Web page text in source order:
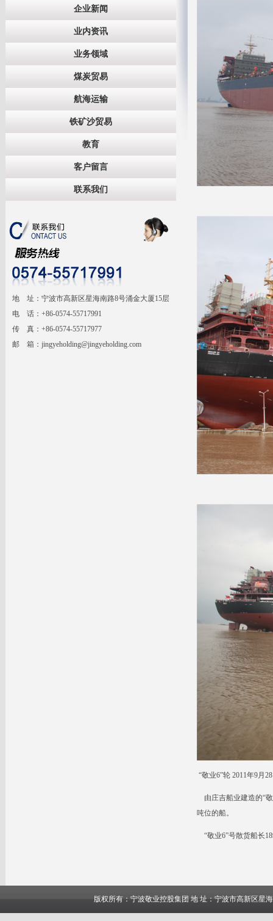
企业新闻
业内资讯
业务领域
煤炭贸易
航海运输
铁矿沙贸易
教育
客户留言
联系我们
地 址：宁波市高新区星海南路8号涌金大厦15层
电 话：+86-0574-55717991
传 真：+86-0574-55717977
邮 箱：jingyeholding@jingyeholding.com
“敬业6”轮 2011年9月
由庄吉船业建造的“
吨位的船。
“敬业6”号散货船长
版权所有：宁波敬业控股集团 地 址：宁波市高新区星